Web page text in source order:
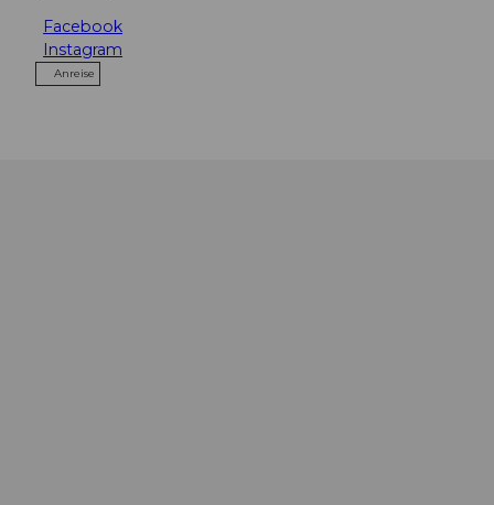
Facebook
Instagram
Anreise